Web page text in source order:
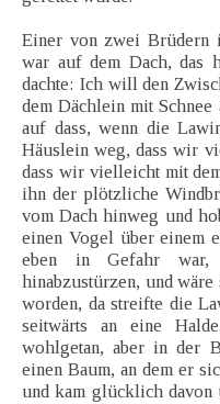
Einer von zwei Brüdern
war auf dem Dach, das
dachte: Ich will den
dem Dächlein mit
auf dass, wenn die
Häuslein weg, dass wir
dass wir vielleicht mit
ihn der plötzliche
vom Dach hinweg und
einen Vogel über einem
eben in Gefahr war,
hinabzustürzen, und
worden, da streifte die
seitwärts an eine
wohlgetan, aber in der
einen Baum, an dem er
und kam glücklich